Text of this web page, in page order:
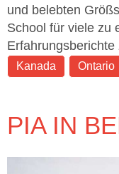
und belebten
School für viele zu
Erfahrungsberichte
Kanada Ontario
PIA IN